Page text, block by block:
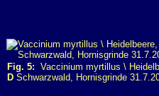
Fig. 5: Vaccinium myrtillus \
D Schwarzwald, Hornisgrinde